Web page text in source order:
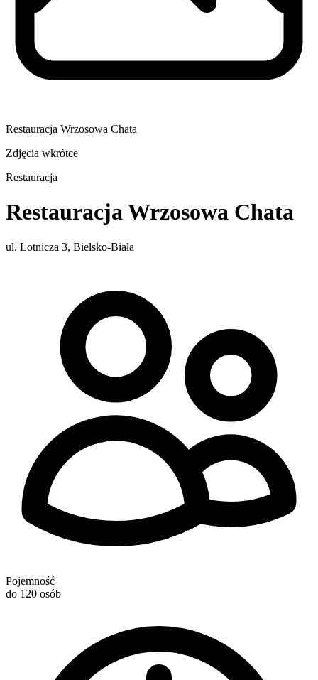
Restauracja Wrzosowa Chata
Zdjęcia wkrótce
Restauracja
Restauracja Wrzosowa Chata
ul. Lotnicza 3, Bielsko-Biała
Pojemność
do 120 osób